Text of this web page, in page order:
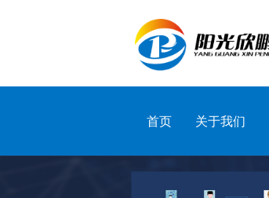
首页 关于我们